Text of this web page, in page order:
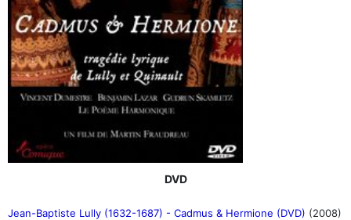
DVD
Jean-Baptiste Lully (1632-1687) - Cadmus & Hermione (DVD) (2008)